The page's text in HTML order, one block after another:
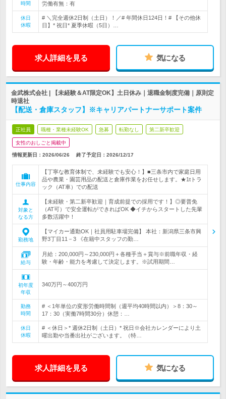
時間
労働有無：有
休日
休暇
# ＼完全週休2日制（土日）！／# 年間休日124日！# 【その他休
日】* 祝日* 夏季休暇（5日）…
求人詳細を見る 気になる
金武株式会社 | 【未経験＆AT限定OK】土日休み｜退職金制度完備｜原則定
時退社
【配送・倉庫スタッフ】※キャリアパートナーサポート案件
正社員 職種・業種未経験OK 急募 転勤なし 第二新卒歓迎
女性のおしごと掲載中
情報更新日：2026/06/26 終了予定日： 2026/12/17
仕事内容
【丁寧な教育体制で、未経験でも安心！】■三条市内で家庭日用
品や農業・園芸用品の配送と倉庫作業をお任せします。★1tトラ
ック（AT車）での配送
対象と
なる方
【未経験・第二新卒歓迎｜育成前提での採用です！】◎要普免
（AT可）で安全運転ができればOK ◆イチからスタートした先輩
多数活躍中！
勤務地
【マイカー通勤OK｜社員用駐車場完備】 本社：新潟県三条市興
野3丁目11－3 《在籍中スタッフの勤…
給与
月給：200,000円～230,000円＋各種手当＋賞与※前職年収・経
験・年齢・能力を考慮して決定します。※試用期間…
初年度
年収
340万円～400万円
勤務
時間
# ＜1年単位の変形労働時間制（週平均40時間以内）＞8：30～
17：30（実働7時間30分）休憩：…
休日
休暇
# ＜休日＞* 週休2日制（土日）* 祝日※会社カレンダーにより土
曜出勤や当番出社がございます。（特…
求人詳細を見る 気になる